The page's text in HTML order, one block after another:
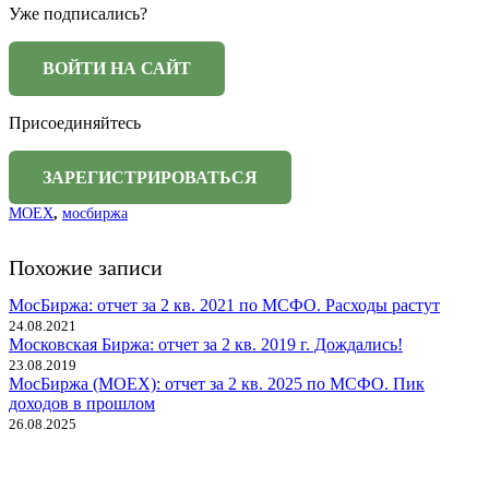
Уже подписались?
Присоединяйтесь
MOEX, мосбиржа
Похожие записи
МосБиржа: отчет за 2 кв. 2021 по МСФО. Расходы растут
24.08.2021
Московская Биржа: отчет за 2 кв. 2019 г. Дождались!
23.08.2019
МосБиржа (MOEX): отчет за 2 кв. 2025 по МСФО. Пик
доходов в прошлом
26.08.2025